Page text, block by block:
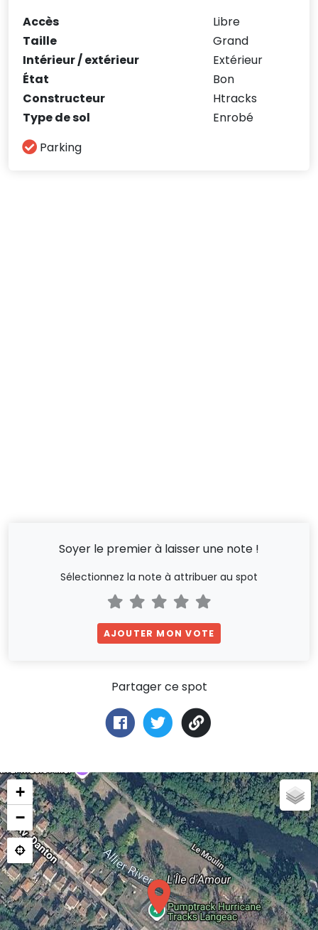
Accès
Libre
Taille
Grand
Intérieur / extérieur
Extérieur
État
Bon
Constructeur
Htracks
Type de sol
Enrobé
Parking
Soyer le premier à laisser une note !
Sélectionnez la note à attribuer au spot
AJOUTER MON VOTE
Partager ce spot
+
−